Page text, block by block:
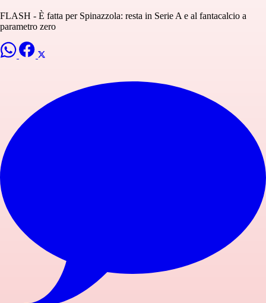
FLASH - È fatta per Spinazzola: resta in Serie A e al fantacalcio a
parametro zero